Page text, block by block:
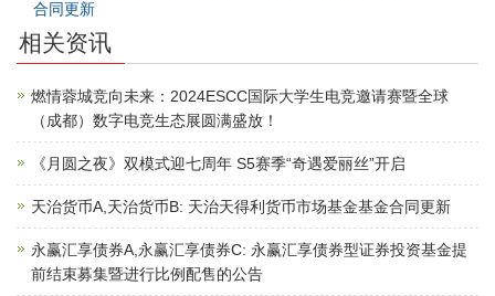
合同更新
相关资讯
燃情蓉城竞向未来：2024ESCC国际大学生电竞邀请赛暨全球
（成都）数字电竞生态展圆满盛放！
《月圆之夜》双模式迎七周年 S5赛季“奇遇爱丽丝”开启
天治货币A,天治货币B: 天治天得利货币市场基金基金合同更新
永赢汇享债券A,永赢汇享债券C: 永赢汇享债券型证券投资基金提
前结束募集暨进行比例配售的公告